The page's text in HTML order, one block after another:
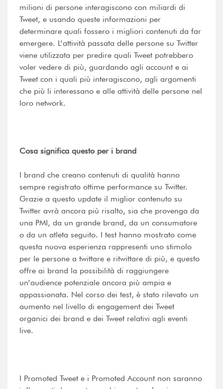
milioni di persone interagiscono con miliardi di
Tweet, e usando queste informazioni per
determinare quali fossero i migliori contenuti da far
emergere. L’attività passata delle persone su Twitter
viene utilizzata per predire quali Tweet potrebbero
voler vedere di più, guardando agli account e ai
Tweet con i quali più interagiscono, agli argomenti
che più li interessano e alle attività delle persone nel
loro network.
Cosa significa questo per i brand
I brand che creano contenuti di qualità hanno
sempre registrato ottime performance su Twitter.
Grazie a questo update il miglior contenuto su
Twitter avrà ancora più risalto, sia che provenga da
una PMI, da un grande brand, da un consumatore
o da un atleta seguito. I test hanno mostrato come
questa nuova esperienza rappresenti uno stimolo
per le persone a twittare e ritwittare di più, e questo
offre ai brand la possibilità di raggiungere
un’audience potenziale ancora più ampia e
appassionata. Nel corso dei test, è stato rilevato un
aumento nel livello di engagement dei Tweet
organici dei brand e dei Tweet relativi agli eventi
live.
I Promoted Tweet e i Promoted Account non saranno